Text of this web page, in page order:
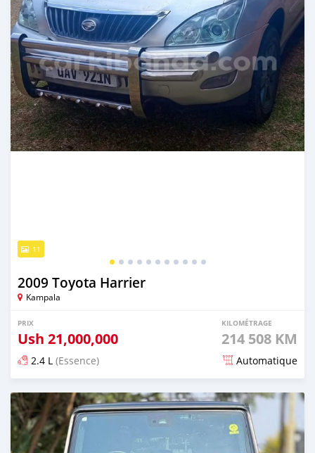
11
2009 Toyota Harrier
Kampala
PRIX
Ush 21,000,000
KILOMÉTRAGE
214 508 KM
2.4 L (Essence) Automatique
Publié il y a environ 4 heures